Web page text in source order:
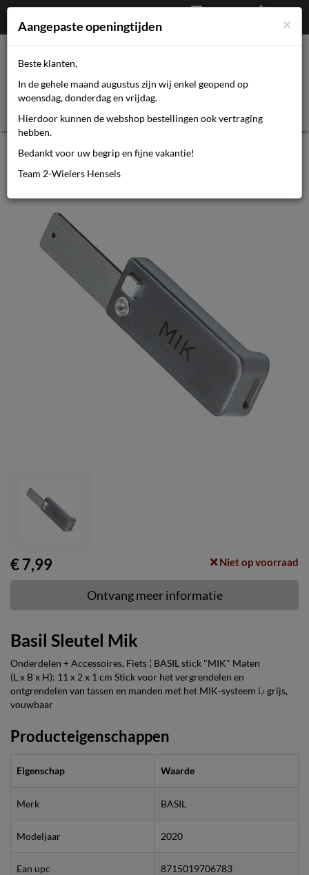
€0,00
Afrekenen
Mijn account
Basil Sleutel Mik
€ 7,99 Niet op voorraad
Ontvang meer informatie
Basil Sleutel Mik
Onderdelen + Accessoires, Fiets ¦ BASIL stick "MIK" Maten
(L x B x H): 11 x 2 x 1 cm Stick voor het vergrendelen en
ontgrendelen van tassen en manden met het MIK-systeem i.› grijs,
vouwbaar
Producteigenschappen
Eigenschap Waarde
Merk BASIL
Modeljaar 2020
Ean upc 8715019706783
×
Aangepaste openingtijden
Beste klanten,
In de gehele maand augustus zijn wij enkel geopend op
woensdag, donderdag en vrijdag.
Hierdoor kunnen de webshop bestellingen ook vertraging
hebben.
Bedankt voor uw begrip en fijne vakantie!
Team 2-Wielers Hensels